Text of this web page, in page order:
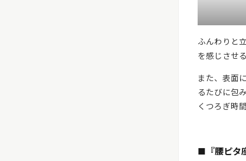
ふんわりと
を感じさせ
また、表面
るたびに包
くつろぎ時
■『腰ピタ